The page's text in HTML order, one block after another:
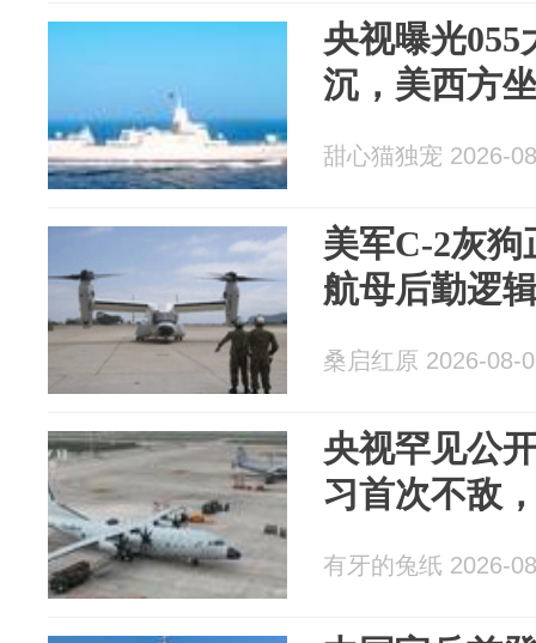
央视曝光
沉，美西方
甜心猫独宠 2026-
美军C-2灰
航母后勤逻
桑启红原 2026-08-
央视罕见公
习首次不敌
有牙的兔纸 2026-